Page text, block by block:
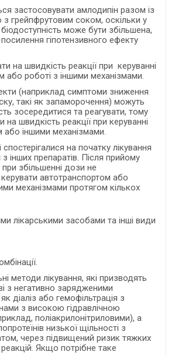
застосовувати амлодипін разом із
грейпфрутовим соком, оскільки у
біодоступність може бути збільшена,
гіпотензивного ефекту
на швидкість реакції при керуванні
або роботі з іншими механізмами.
(наприклад симптоми зниження
такі як запаморочення) можуть
зосередитися та реагувати, тому
швидкість реакції при керуванні
або іншими механізмами.
спостерігалися на початку лікування
інших препаратів. Після прийому
збільшенні дози не
автотранспортом або
механізмами протягом кількох
лікарськими засобами та інші види
методи лікування, які призводять
з негативно зарядженими
діаліз або гемофільтрація з
з високою гідравлічною
поліакрилонітриловими), а
низької щільності з
через підвищений ризик тяжких
Якщо потрібне таке